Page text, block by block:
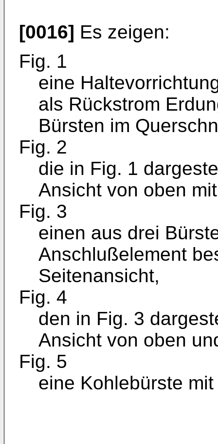
[0016] Es zeigen:
Fig. 1
eine
als Rückstrom
Bürsten im
Fig. 2
die in Fig. 1
Ansicht von oben
Fig. 3
einen aus drei
Anschlußelement
Seitenansicht,
Fig. 4
den in Fig. 3
Ansicht von oben
Fig. 5
eine Kohlebürste